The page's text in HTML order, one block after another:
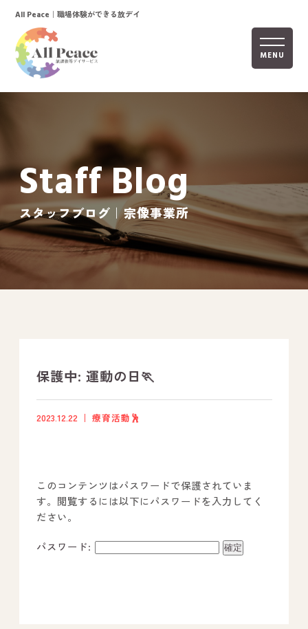
MENU
ホーム
活動内容
ご利用までの流れ
採用情報
自己評価表
社内行事
事業所のご案内
－ オールピース宗像事業所
－ オールピース福津事業所
All Peace ｜職場体験ができる放デイ
Staff Blog
スタッフブログ｜宗像事業所
保護中: 運動の日🏃
2023.12.22 療育活動🕺
このコンテンツはパスワードで保護されていま
す。閲覧するには以下にパスワードを入力してく
ださい。
パスワード: